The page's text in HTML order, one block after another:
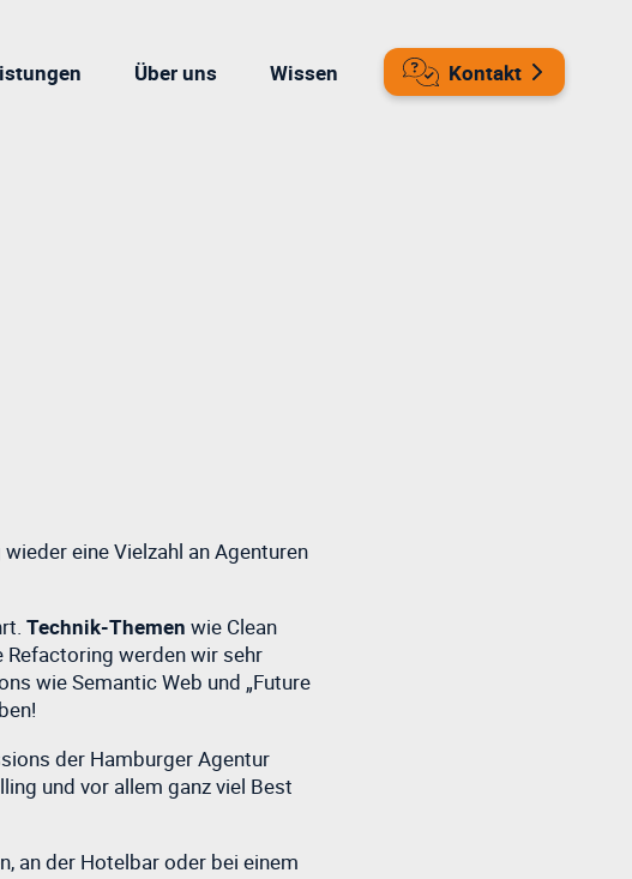
Über uns Wissen Kontakt
eine Vielzahl an Agenturen
Technik-Themen wie Clean
Refactoring werden wir sehr
wie Semantic Web und „Future
der Hamburger Agentur
und vor allem ganz viel Best
an der Hotelbar oder bei einem